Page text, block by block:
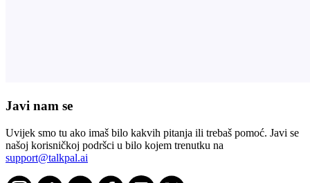
Javi nam se
Uvijek smo tu ako imaš bilo kakvih pitanja ili trebaš pomoć. Javi se
našoj korisničkoj podršci u bilo kojem trenutku na
support@talkpal.ai